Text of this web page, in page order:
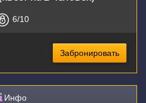
6/10
Забронировать
Инфо